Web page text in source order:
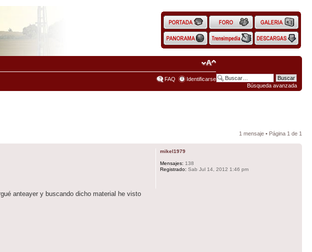
Búsqueda avanzada
FAQ Identificarse
1 mensaje • Página 1 de 1
anteayer y buscando dicho material he visto
mikel1979
Mensajes: 138
Registrado: Sab Jul 14, 2012 1:46 pm